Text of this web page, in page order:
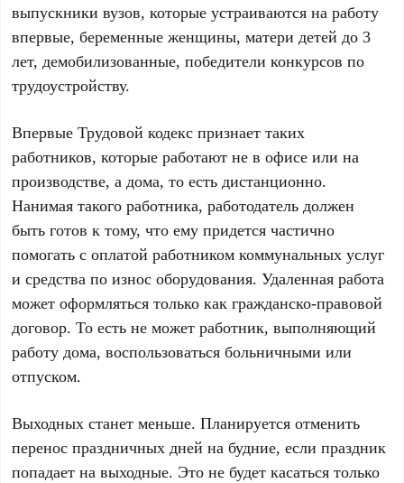
выпускники вузов, которые устраиваются на работу
впервые, беременные женщины, матери детей до 3
лет, демобилизованные, победители конкурсов по
трудоустройству.
Впервые Трудовой кодекс признает таких
работников, которые работают не в офисе или на
производстве, а дома, то есть дистанционно.
Нанимая такого работника, работодатель должен
быть готов к тому, что ему придется частично
помогать с оплатой работником коммунальных услуг
и средства по износ оборудования. Удаленная работа
может оформляться только как гражданско-правовой
договор. То есть не может работник, выполняющий
работу дома, воспользоваться больничными или
отпуском.
Выходных станет меньше. Планируется отменить
перенос праздничных дней на будние, если праздник
попадает на выходные. Это не будет касаться только